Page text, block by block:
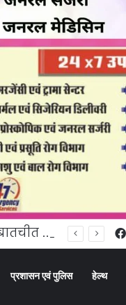
Daily Horoscope 07 August 2026: आज नई शुरुआत, भावनात्मक बातचीत और शुभ कार्यों के लिए बढ़िया दिन है
प्रशासन एवं पुलिस हेल्थ